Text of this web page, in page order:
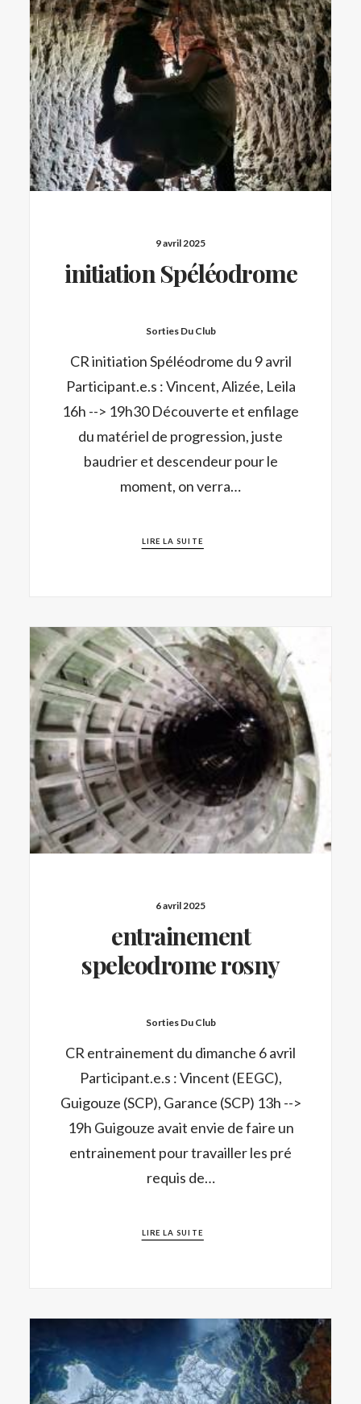
9 avril 2025
initiation Spéléodrome
Sorties Du Club
CR initiation Spéléodrome du 9 avril
Participant.e.s : Vincent, Alizée, Leila
16h --> 19h30 Découverte et enfilage
du matériel de progression, juste
baudrier et descendeur pour le
moment, on verra…
LIRE LA SUITE
6 avril 2025
entrainement
speleodrome rosny
Sorties Du Club
CR entrainement du dimanche 6 avril
Participant.e.s : Vincent (EEGC),
Guigouze (SCP), Garance (SCP) 13h -->
19h Guigouze avait envie de faire un
entrainement pour travailler les pré
requis de…
LIRE LA SUITE